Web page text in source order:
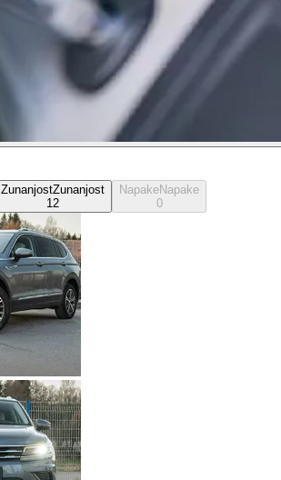
ZunanjostZunanjost
12
NapakeNapake
0